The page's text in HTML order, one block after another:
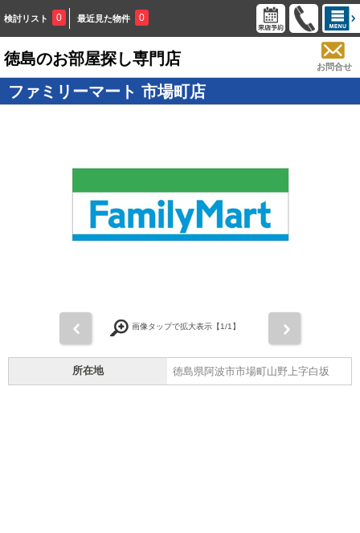
検討リスト 0 最近見た物件 0
徳島のお部屋探し専門店 お問合せ
ファミリーマート 市場町店
前 画像タップで拡大表示【1/1】
所在地 徳島県阿波市市場町山野上字白坂